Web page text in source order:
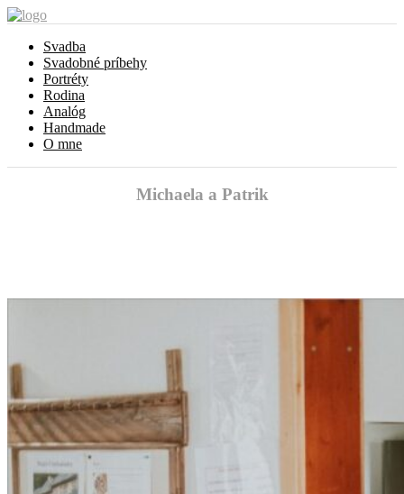
Svadba
Svadobné príbehy
Portréty
Rodina
Analóg
Handmade
O mne
Michaela a Patrik